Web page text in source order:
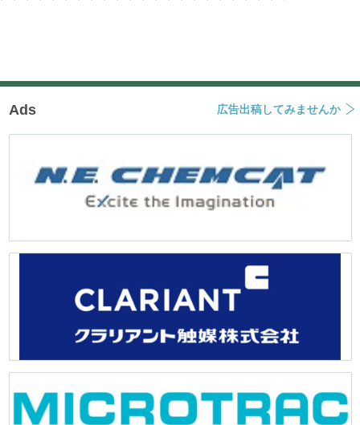
Ads 広告出稿してみませんか